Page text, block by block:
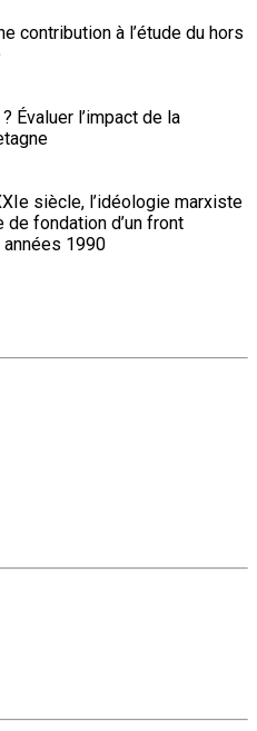
contribution à l’étude du hors
Évaluer l’impact de la
siècle, l’idéologie marxiste
fondation d’un front
1990